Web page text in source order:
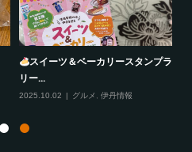
スイーツ＆ベーカリースタンプラ
リー...
2025.10.02 グルメ , 伊丹情報